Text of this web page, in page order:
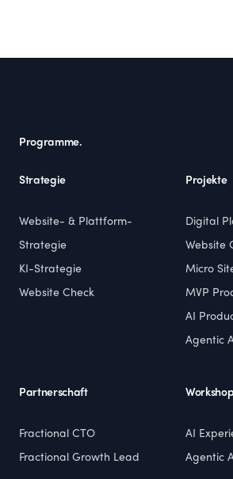
Programme.
Strategie
Website- & Plattform-
Strategie
KI-Strategie
Website Check
Projekte
Digital
Website
Micro
MVP
AI
Agentic
Partnerschaft
Fractional CTO
Fractional Growth Lead
AI
Agentic